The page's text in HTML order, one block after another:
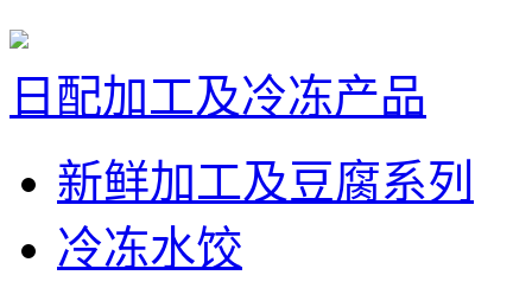
日配加工及冷冻产品
新鲜加工及豆腐系列
冷冻水饺